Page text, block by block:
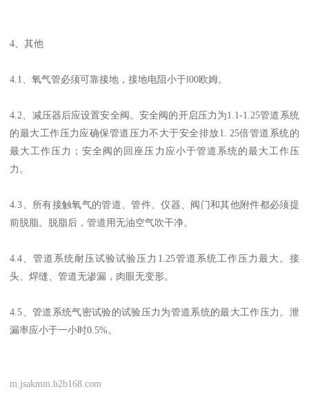
4、其他
4.1、氧气管必须可靠接地，接地电阻小于l00欧姆。
4.2、减压器后应设置安全阀。安全阀的开启压力为1.1-1.25管道系统
的最大工作压力应确保管道压力不大于安全排放1. 25倍管道系统的
最大工作压力；安全阀的回座压力应小于管道系统的最大工作压
力。
4.3、所有接触氧气的管道、管件、仪器、阀门和其他附件都必须提
前脱脂。脱脂后，管道用无油空气吹干净。
4.4、管道系统耐压试验试验压力1.25管道系统工作压力最大。接
头、焊缝、管道无渗漏，肉眼无变形。
4.5、管道系统气密试验的试验压力为管道系统的最大工作压力。泄
漏率应小于一小时0.5%。
m.jsakmm.b2b168.com